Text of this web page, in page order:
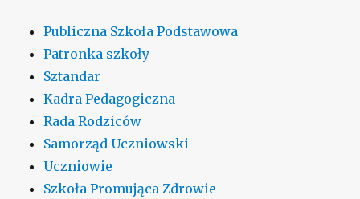
Publiczna Szkoła Podstawowa
Patronka szkoły
Sztandar
Kadra Pedagogiczna
Rada Rodziców
Samorząd Uczniowski
Uczniowie
Szkoła Promująca Zdrowie